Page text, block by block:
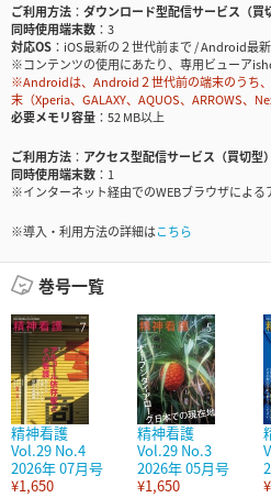
ご利用方法
ダウンロード型配信サービス（買
同時使用端末数
3
対応OS
iOS最新の２世代前まで / Android最
※コンテンツの使用にあたり、専用ビューア
※Androidは、Android２世代前の端末のうち
末（Xperia、GALAXY、AQUOS、ARROWS、
必要メモリ容量
52 MB以上
ご利用方法
アクセス型配信サービス（買切型）
同時使用端末数
1
※インターネット経由でのWEBブラウザによる
※導入・利用方法の詳細はこちら
巻号一覧
精神看護
Vol.29 No.4
2026年 07月号
¥1,650
精神看護
Vol.29 No.3
2026年 05月号
¥1,650